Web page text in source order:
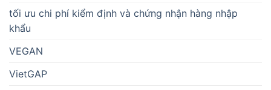
tối ưu chi phí kiểm định và chứng nhận hàng nhập
khẩu
VEGAN
VietGAP